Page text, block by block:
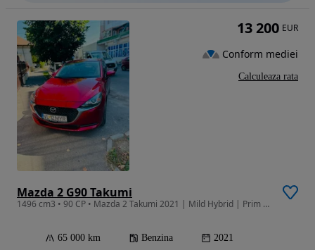
Mazda 2 G90 Takumi
1496 cm3 • 90 CP • Mazda 2 Takumi 2021 | Mild Hybrid | Prim Proprietar
65 000 km Benzina 2021
13 200 EUR
Conform mediei
Calculeaza rata